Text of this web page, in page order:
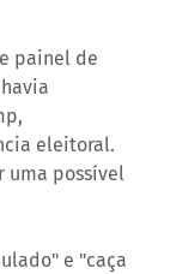
painel de
eleitoral.
uma possível
e "caça